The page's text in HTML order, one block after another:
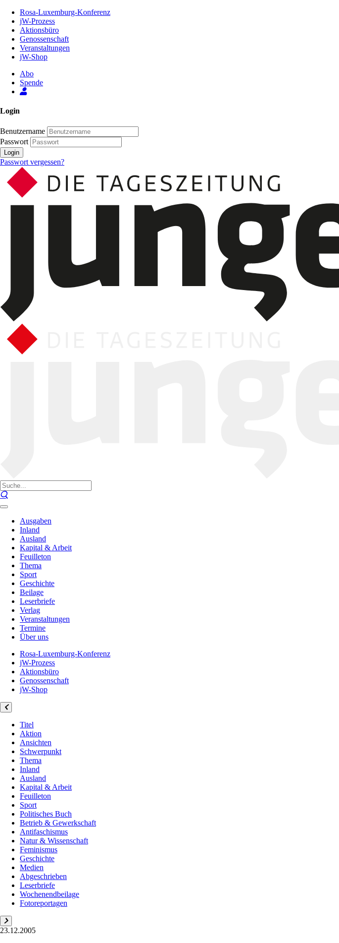
Inhalt
Seite
Rosa-Luxemburg-Konferenz
jW-Prozess
Aktionsbüro
Genossenschaft
Veranstaltungen
jW-Shop
Abo
Spende
Login
Benutzername
Passwort
Login
Passwort vergessen?
Ausgaben
Inland
Ausland
Kapital & Arbeit
Feuilleton
Thema
Sport
Geschichte
Beilage
Leserbriefe
Verlag
Veranstaltungen
Termine
Über uns
Rosa-Luxemburg-Konferenz
jW-Prozess
Aktionsbüro
Genossenschaft
jW-Shop
Titel
Aktion
Ansichten
Schwerpunkt
Thema
Inland
Ausland
Kapital & Arbeit
Feuilleton
Sport
Politisches Buch
Betrieb & Gewerkschaft
Antifaschismus
Natur & Wissenschaft
Feminismus
Geschichte
Medien
Abgeschrieben
Leserbriefe
Wochenendbeilage
Fotoreportagen
23.12.2005